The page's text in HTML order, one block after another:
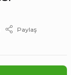
Paylaş